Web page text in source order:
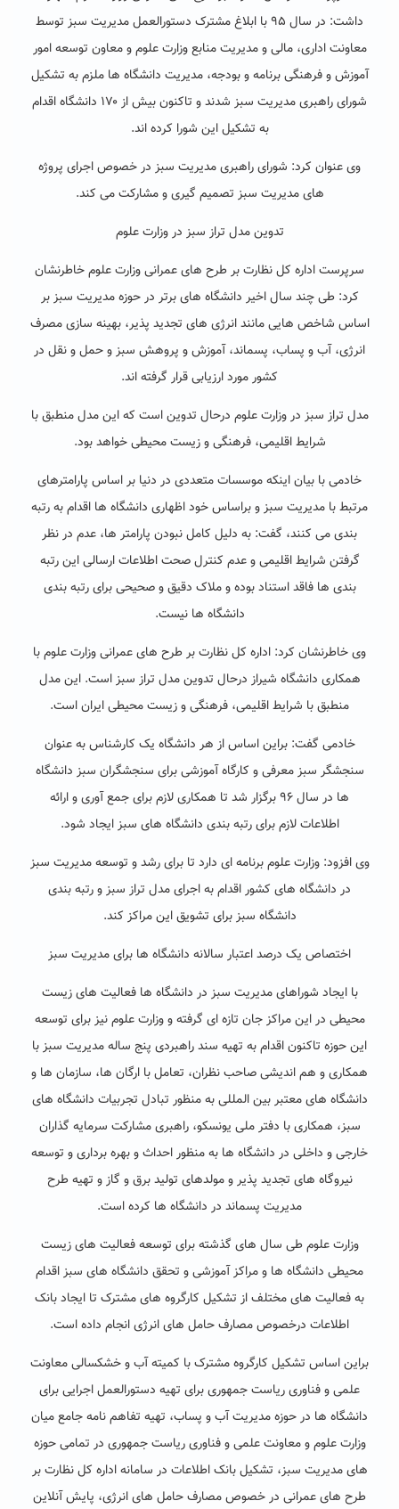
داشت: در سال ۹۵ با ابلاغ مشترک دستورالعمل مدیریت سبز توسط
معاونت اداری، مالی و مدیریت منابع وزارت علوم و معاون توسعه امور
آموزش و فرهنگی برنامه و بودجه، مدیریت دانشگاه ها ملزم به تشکیل
شورای راهبری مدیریت سبز شدند و تاکنون بیش از ۱۷۰ دانشگاه اقدام
به تشکیل این شورا کرده اند.
وی عنوان کرد: شورای راهبری مدیریت سبز در خصوص اجرای پروژه
های مدیریت سبز تصمیم گیری و مشارکت می کند.
تدوین مدل تراز سبز در وزارت علوم
سرپرست اداره کل نظارت بر طرح های عمرانی وزارت علوم خاطرنشان
کرد: طی چند سال اخیر دانشگاه های برتر در حوزه مدیریت سبز بر
اساس شاخص هایی مانند انرژی های تجدید پذیر، بهینه سازی مصرف
انرژی، آب و پساب، پسماند، آموزش و پروهش سبز و حمل و نقل در
کشور مورد ارزیابی قرار گرفته اند.
مدل تراز سبز در وزارت علوم درحال تدوین است که این مدل منطبق با
شرایط اقلیمی، فرهنگی و زیست محیطی خواهد بود.
خادمی با بیان اینکه موسسات متعددی در دنیا بر اساس پارامترهای
مرتبط با مدیریت سبز و براساس خود اظهاری دانشگاه ها اقدام به رتبه
بندی می کنند، گفت: به دلیل کامل نبودن پارامتر ها، عدم در نظر
گرفتن شرایط اقلیمی و عدم کنترل صحت اطلاعات ارسالی این رتبه
بندی ها فاقد استناد بوده و ملاک دقیق و صحیحی برای رتبه بندی
دانشگاه ها نیست.
وی خاطرنشان کرد: اداره کل نظارت بر طرح های عمرانی وزارت علوم با
همکاری دانشگاه شیراز درحال تدوین مدل تراز سبز است. این مدل
منطبق با شرایط اقلیمی، فرهنگی و زیست محیطی ایران است.
خادمی گفت: براین اساس از هر دانشگاه یک کارشناس به عنوان
سنجشگر سبز معرفی و کارگاه آموزشی برای سنجشگران سبز دانشگاه
ها در سال ۹۶ برگزار شد تا همکاری لازم برای جمع آوری و ارائه
اطلاعات لازم برای رتبه بندی دانشگاه های سبز ایجاد شود.
وی افزود: وزارت علوم برنامه ای دارد تا برای رشد و توسعه مدیریت سبز
در دانشگاه های کشور اقدام به اجرای مدل تراز سبز و رتبه بندی
دانشگاه سبز برای تشویق این مراکز کند.
اختصاص یک درصد اعتبار سالانه دانشگاه ها برای مدیریت سبز
با ایجاد شوراهای مدیریت سبز در دانشگاه ها فعالیت های زیست
محیطی در این مراکز جان تازه ای گرفته و وزارت علوم نیز برای توسعه
این حوزه تاکنون اقدام به تهیه سند راهبردی پنج ساله مدیریت سبز با
همکاری و هم اندیشی صاحب نظران، تعامل با ارگان ها، سازمان ها و
دانشگاه های معتبر بین المللی به منظور تبادل تجربیات دانشگاه های
سبز، همکاری با دفتر ملی یونسکو، راهبری مشارکت سرمایه گذاران
خارجی و داخلی در دانشگاه ها به منظور احداث و بهره برداری و توسعه
نیروگاه های تجدید پذیر و مولدهای تولید برق و گاز و تهیه طرح
مدیریت پسماند در دانشگاه ها کرده است.
وزارت علوم طی سال های گذشته برای توسعه فعالیت های زیست
محیطی دانشگاه ها و مراکز آموزشی و تحقق دانشگاه های سبز اقدام
به فعالیت های مختلف از تشکیل کارگروه های مشترک تا ایجاد بانک
اطلاعات درخصوص مصارف حامل های انرژی انجام داده است.
براین اساس تشکیل کارگروه مشترک با کمیته آب و خشکسالی معاونت
علمی و فناوری ریاست جمهوری برای تهیه دستورالعمل اجرایی برای
دانشگاه ها در حوزه مدیریت آب و پساب، تهیه تفاهم نامه جامع میان
وزارت علوم و معاونت علمی و فناوری ریاست جمهوری در تمامی حوزه
های مدیریت سبز، تشکیل بانک اطلاعات در سامانه اداره کل نظارت بر
طرح های عمرانی در خصوص مصارف حامل های انرژی، پایش آنلاین